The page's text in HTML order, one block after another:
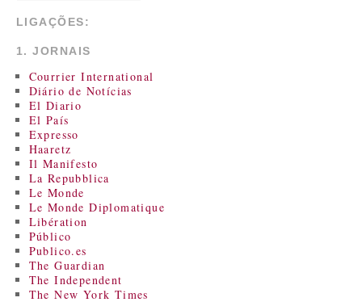
LIGAÇÕES:
1. JORNAIS
Courrier International
Diário de Notícias
El Diario
El País
Expresso
Haaretz
Il Manifesto
La Repubblica
Le Monde
Le Monde Diplomatique
Libération
Público
Publico.es
The Guardian
The Independent
The New York Times